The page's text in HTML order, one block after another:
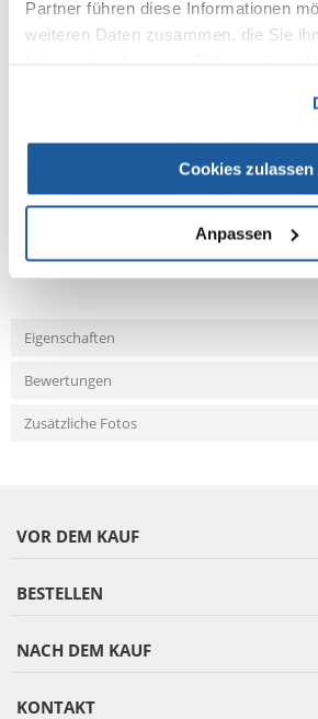
Partner führen diese Informationen
weiteren Daten zusammen, die Sie
Cookies zulassen
Anpassen
Fragen und Antworten
Eigenschaften
Bewertungen
Zusätzliche Fotos
VOR DEM KAUF
BESTELLEN
NACH DEM KAUF
KONTAKT